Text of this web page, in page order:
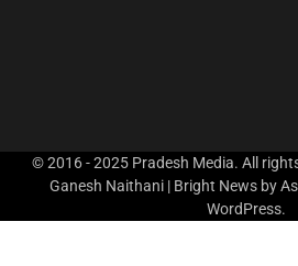
© 2016 - 2025 Pradesh Media. All
Ganesh Naithani | Bright News by
WordPress.